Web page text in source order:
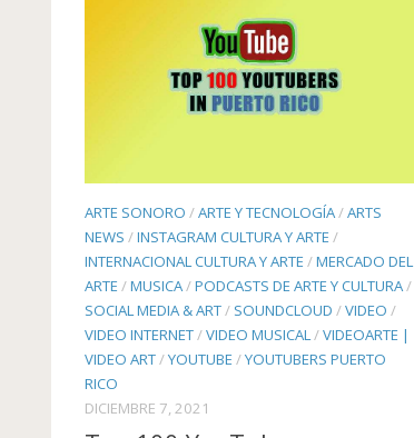
ARTE SONORO /ARTE Y TECNOLOGÍA/ARTS
NEWS /INSTAGRAM CULTURA Y ARTE /
INTERNACIONAL CULTURA Y ARTE /MERCADO DEL
ARTE /MUSICA/PODCASTS DE ARTE Y CULTURA/
SOCIAL MEDIA & ART/ SOUNDCLOUD /VIDEO /
VIDEO INTERNET/VIDEO MUSICAL/VIDEOARTE |
VIDEO ART/YOUTUBE /YOUTUBERS PUERTO
RICO
DICIEMBRE 7, 2021